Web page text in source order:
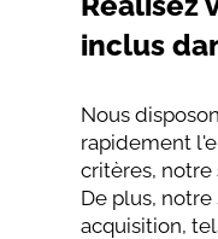
inclus
Nous
rapidement
critères, notre
De plus,
acquisition,